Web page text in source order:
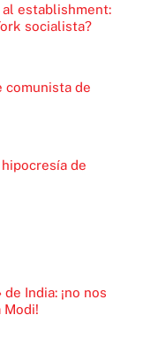
establishment:
socialista?
comunista de
de
India: ¡no nos
Modi!